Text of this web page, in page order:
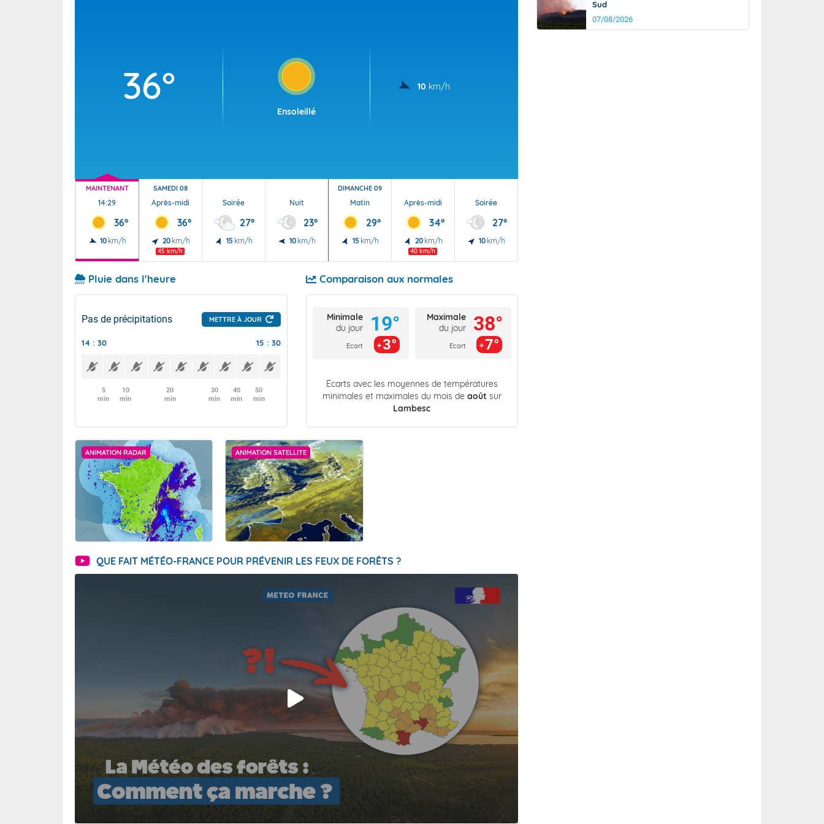
36°
Ensoleillé
10 km/h
MAINTENANT
14:29
36°
10 km/h
SAMEDI 08
Après-midi
36°
20 km/h
45 km/h
Soirée
27°
15 km/h
Nuit
23°
10 km/h
DIMANCHE 09
Matin
29°
15 km/h
Après-midi
34°
20 km/h
40 km/h
Soirée
27°
10 km/h
Pluie dans l'heure
Pas de précipitations METTRE À JOUR
14 : 30 15 : 30
5
min
10
min
20
min
30
min
40
min
50
min
Comparaison aux normales
Minimale
du jour
Ecart
19°
3°
Maximale
du jour
Ecart
38°
7°
Écarts avec les moyennes de températures
minimales et maximales du mois de août sur
Lambesc
ANIMATION RADAR ANIMATION SATELLITE
QUE FAIT MÉTÉO-FRANCE POUR PRÉVENIR LES FEUX DE FORÊTS ?
Sud
07/08/2026